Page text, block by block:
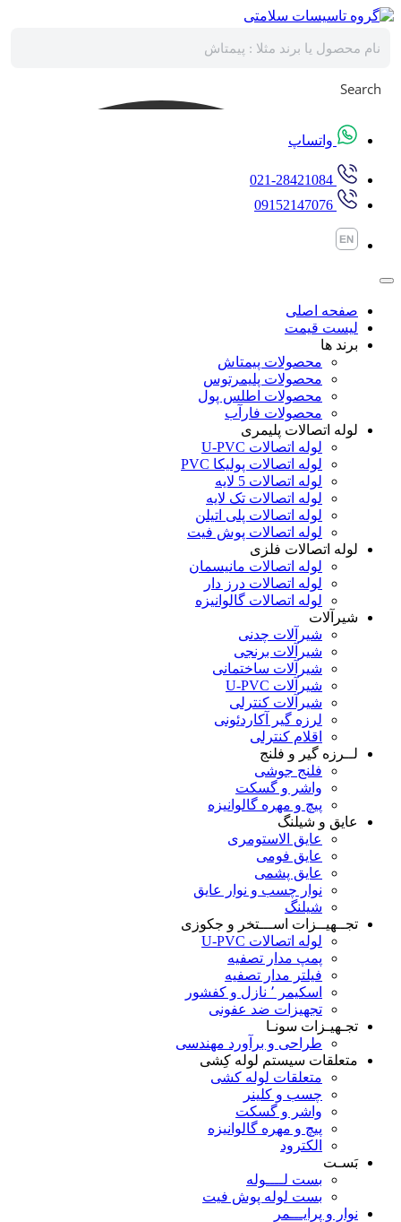
پرش
محتوا
Search
واتساپ
021-28421084
09152147076
صفحه اصلی
لیست قیمت
برند ها
محصولات پیمتاش
محصولات پلیمرتوس
محصولات اطلس پول
محصولات فارآب
لوله اتصالات پلیمری
لوله اتصالات U-PVC
لوله اتصالات پولیکا PVC
لوله اتصالات 5 لایه
لوله اتصالات تک لایه
لوله اتصالات پلی اتیلن
لوله اتصالات پوش فیت
لوله اتصالات فلزی
لوله اتصالات مانیسمان
لوله اتصالات درز دار
لوله اتصالات گالوانیزه
شیرآلات
شیرآلات چدنی
شیرآلات برنجی
شیرآلات ساختمانی
شیرآلات U-PVC
شیرآلات کنترلی
لرزه گیر آکاردئونی
اقلام کنترلی
لــرزه گیر و فلنج
فلنج جوشی
واشر و گسکت
پیچ و مهره گالوانیزه
عایق و شیلنگ
عایق الاستومری
عایق فومی
عایق پشمی
نوار چسب و نوار عایق
شیلنگ
تجــهیــزات اســـتخر و جکوزی
لوله اتصالات U-PVC
پمپ مدار تصفیه
فیلتر مدار تصفیه
اسکیمر ٬ نازل و کفشور
تجهیزات ضد عفونی
تجـهیـزات سونـا
طراحی و برآورد مهندسی
متعلقات سیستم لوله کِشی
متعلقات لوله کشی
چسب و کلینر
واشر و گسکت
پیچ و مهره گالوانیزه
الکترود
بَسـت
بست لــــوله
بست لوله پوش فیت
نوار و پرایـــمر